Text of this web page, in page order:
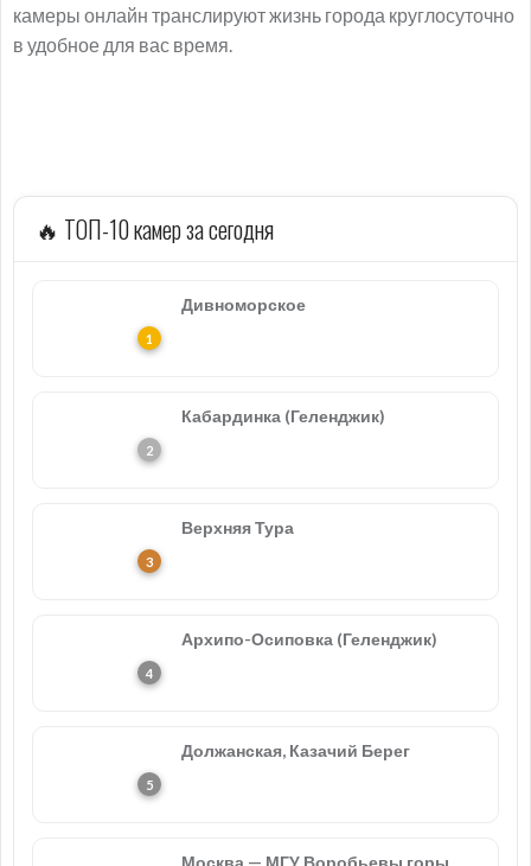
камеры онлайн транслируют жизнь города круглосуточно
в удобное для вас время.
🔥 ТОП-10 камер за сегодня
Дивноморское
Кабардинка (Геленджик)
Верхняя Тура
Архипо-Осиповка (Геленджик)
Должанская, Казачий Берег